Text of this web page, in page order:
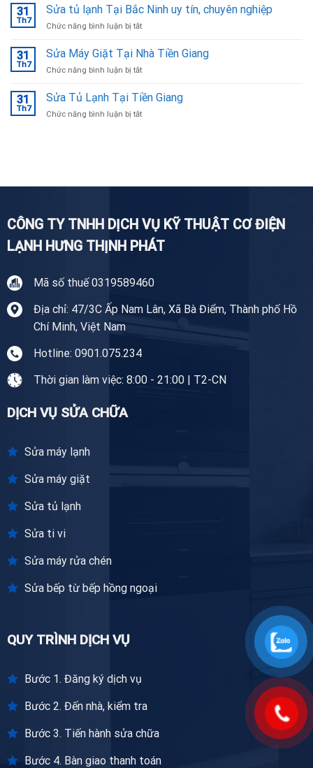
Ninh
Bếp
Tại
Ninh
31
Th7
Sửa tủ lạnh Tại Bắc Ninh uy tín, chuyên nghiệp
Chức năng bình luận bị tắtở
tủ
Tại
Ninh
31
Th7
Sửa Máy Giặt Tại Nhà Tiền Giang
Chức năng bình luận bị tắtở
Máy
Tại
31
Th7
Sửa Tủ Lạnh Tại Tiền Giang
Chức năng bình luận bị tắtở
Giang
CÔNG TY TNHH DỊCH VỤ KỸ THUẬT CƠ ĐIỆN
LẠNH HƯNG THỊNH PHÁT
Mã số thuế 0319589460
Địa chỉ: 47/3C Ấp Nam Lân, Xã Bà Điểm, Thành phố Hồ
Chí Minh, Việt Nam
Hotline: 0901.075.234
Thời gian làm việc: 8:00 - 21:00 | T2-CN
DỊCH VỤ SỬA CHỮA
Sửa máy lạnh
Sửa máy giặt
Sửa tủ lạnh
Sửa ti vi
Sửa máy rửa chén
Sửa bếp từ bếp hồng ngoại
QUY TRÌNH DỊCH VỤ
Bước 1. Đăng ký dịch vụ
Bước 2. Đến nhà, kiểm tra
Bước 3. Tiến hành sửa chữa
Bước 4. Bàn giao thanh toán